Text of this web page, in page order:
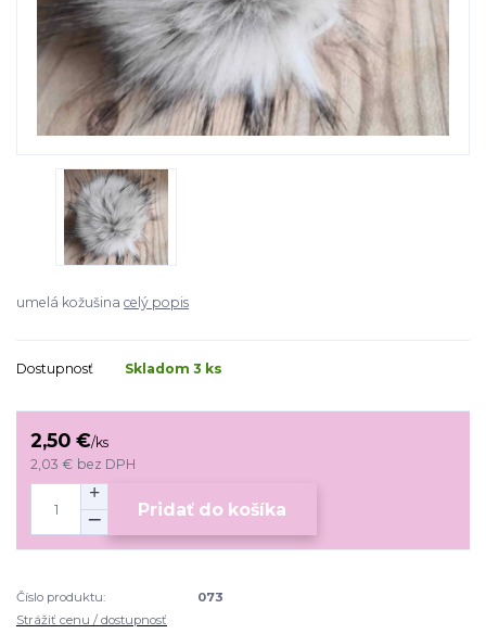
umelá kožušina celý popis
Dostupnosť Skladom 3 ks
2,50 €/ks
2,03 € bez DPH
Pridať do košíka
Číslo produktu:
073
Strážiť cenu / dostupnosť